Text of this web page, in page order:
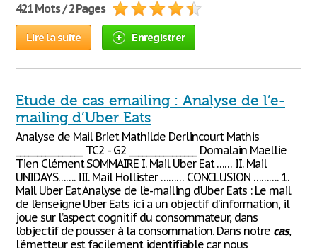
421 Mots / 2 Pages
Lire la suite Enregistrer
Etude de cas emailing : Analyse de l’e-
mailing d’Uber Eats
Analyse de Mail Briet Mathilde Derlincourt Mathis
________________ TC2 - G2 ________________ Domalain Maellie
Tien Clément SOMMAIRE I. Mail Uber Eat …… II. Mail
UNIDAYS……. III. Mail Hollister ……… CONCLUSION ………. 1.
Mail Uber Eat Analyse de l’e-mailing d’Uber Eats : Le mail
de l’enseigne Uber Eats ici a un objectif d’information, il
joue sur l’aspect cognitif du consommateur, dans
l’objectif de pousser à la consommation. Dans notre cas,
l'émetteur est facilement identifiable car nous